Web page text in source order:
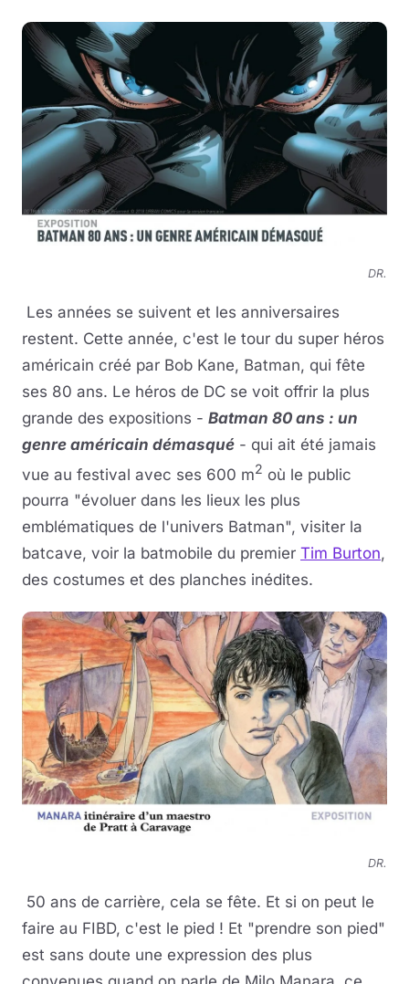
DR.
Les années se suivent et les anniversaires
restent. Cette année, c'est le tour du super héros
américain créé par Bob Kane, Batman, qui fête
ses 80 ans. Le héros de DC se voit offrir la plus
grande des expositions - Batman 80 ans : un
genre américain démasqué - qui ait été jamais
vue au festival avec ses 600 m2 où le public
pourra "évoluer dans les lieux les plus
emblématiques de l'univers Batman", visiter la
batcave, voir la batmobile du premier Tim Burton,
des costumes et des planches inédites.
DR.
50 ans de carrière, cela se fête. Et si on peut le
faire au FIBD, c'est le pied ! Et "prendre son pied"
est sans doute une expression des plus